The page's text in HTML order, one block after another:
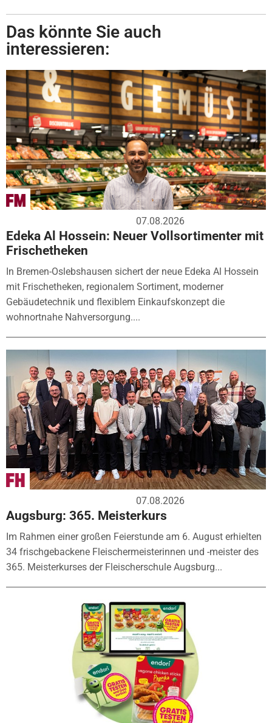
Das könnte Sie auch
interessieren:
07.08.2026
Edeka Al Hossein: Neuer Vollsortimenter mit
Frischetheken
In Bremen-Oslebshausen sichert der neue Edeka Al Hossein
mit Frischetheken, regionalem Sortiment, moderner
Gebäudetechnik und flexiblem Einkaufskonzept die
wohnortnahe Nahversorgung....
07.08.2026
Augsburg: 365. Meisterkurs
Im Rahmen einer großen Feierstunde am 6. August erhielten
34 frischgebackene Fleischermeisterinnen und -meister des
365. Meisterkurses der Fleischerschule Augsburg...